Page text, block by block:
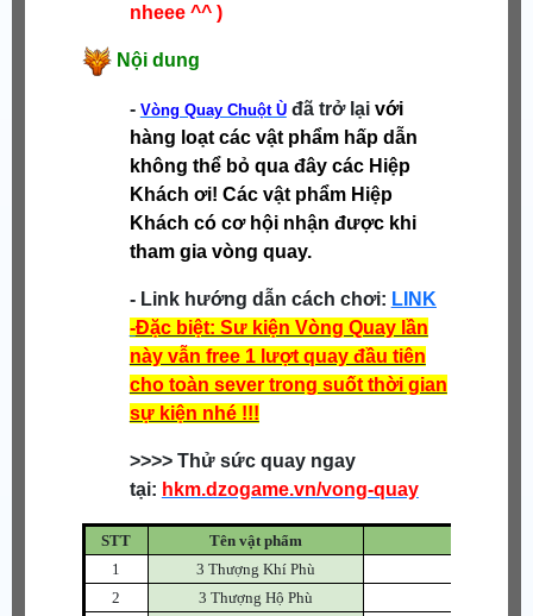
nheee ^^ )
Nội dung
- Vòng Quay Chuột Ù đã trở lại với
hàng loạt các vật phẩm hấp dẫn
không thể bỏ qua đây các Hiệp
Khách ơi! Các vật phẩm Hiệp
Khách có cơ hội nhận được khi
tham gia vòng quay.
- Link hướng dẫn cách chơi: LINK
-Đặc biệt: Sư kiện Vòng Quay lần
này vẫn free 1 lượt quay đầu tiên
cho toàn sever trong suốt thời gian
sự kiện nhé !!!
>>>> Thử sức quay ngay
tại: hkm.dzogame.vn/vong-quay
STT
Tên vật phẩm
1
3 Thượng Khí Phù
2
3 Thượng Hộ Phù